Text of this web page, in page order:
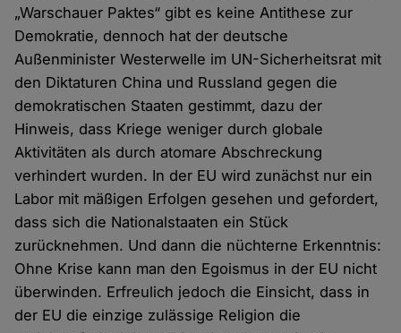
„Warschauer Paktes“ gibt es keine Antithese zur
Demokratie, dennoch hat der deutsche
Außenminister Westerwelle im UN-Sicherheitsrat mit
den Diktaturen China und Russland gegen die
demokratischen Staaten gestimmt, dazu der
Hinweis, dass Kriege weniger durch globale
Aktivitäten als durch atomare Abschreckung
verhindert wurden. In der EU wird zunächst nur ein
Labor mit mäßigen Erfolgen gesehen und gefordert,
dass sich die Nationalstaaten ein Stück
zurücknehmen. Und dann die nüchterne Erkenntnis:
Ohne Krise kann man den Egoismus in der EU nicht
überwinden. Erfreulich jedoch die Einsicht, dass in
der EU die einzige zulässige Religion die